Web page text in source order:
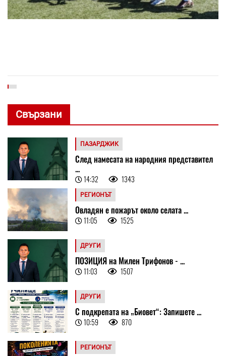
Свързани
ПАЗАРДЖИК
След намесата на народния представител
...
14:32 1343
РЕГИОНЪТ
Овладян е пожарът около селата ...
11:05 1525
ДРУГИ
ПОЗИЦИЯ на Милен Трифонов - ...
11:03 1507
ДРУГИ
С подкрепата на „Биовет“: Запишете ...
10:59 870
РЕГИОНЪТ